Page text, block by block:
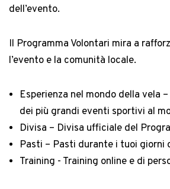
dell’evento.
Il Programma Volontari mira a
l’evento e la comunità locale.
Esperienza nel mondo della vela
dei più grandi eventi sportivi al
Divisa – Divisa ufficiale del
Pasti – Pasti durante i tuoi
Training - Training online e di